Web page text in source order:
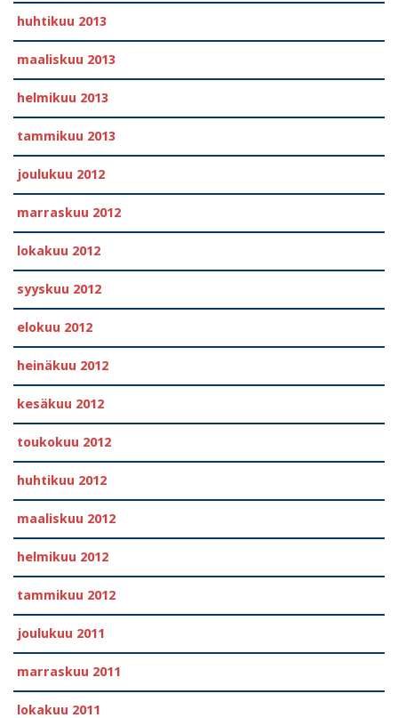
huhtikuu 2013
maaliskuu 2013
helmikuu 2013
tammikuu 2013
joulukuu 2012
marraskuu 2012
lokakuu 2012
syyskuu 2012
elokuu 2012
heinäkuu 2012
kesäkuu 2012
toukokuu 2012
huhtikuu 2012
maaliskuu 2012
helmikuu 2012
tammikuu 2012
joulukuu 2011
marraskuu 2011
lokakuu 2011